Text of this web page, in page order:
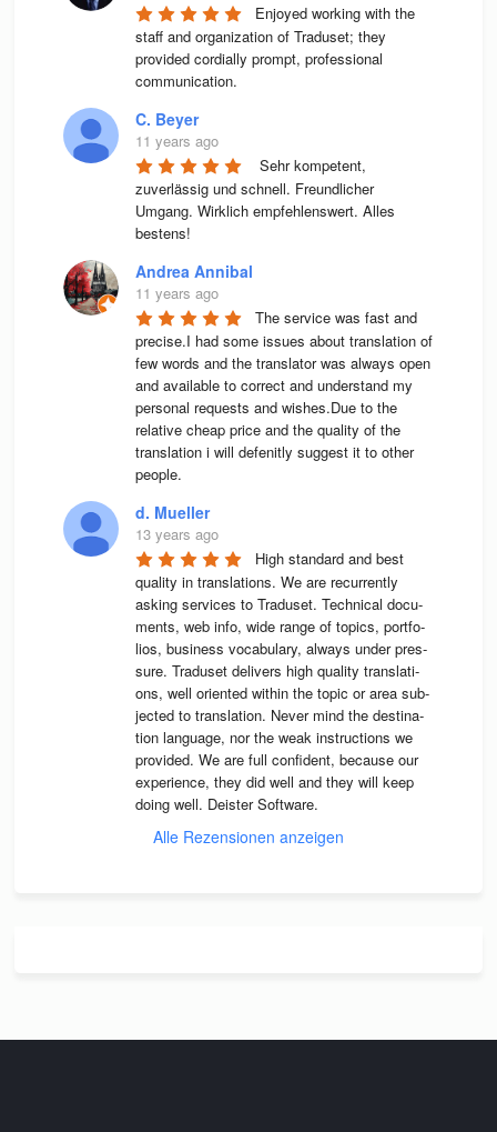
Enjoyed working with the
staff and organization of Traduset; they
provided cordially prompt, professional
communication.
C. Beyer
11 years ago
Sehr kompetent,
zuverlässig und schnell. Freundlicher
Umgang. Wirklich empfehlenswert. Alles
bestens!
Andrea Annibal
11 years ago
The service was fast and
precise.I had some issues about translation of
few words and the translator was always open
and available to correct and understand my
personal requests and wishes.Due to the
relative cheap price and the quality of the
translation i will defenitly suggest it to other
people.
d. Mueller
13 years ago
High stan­dard and best
qua­lity in trans­la­ti­ons. We are recur­rently
asking ser­vices to Tra­du­set. Tech­ni­cal docu­
ments, web info, wide range of topics, port­fo­
lios, busi­ness voca­bu­lary, always under pres­
sure. Tra­du­set deli­vers high qua­lity trans­la­ti­
ons, well ori­en­ted wit­hin the topic or area sub­
jec­ted to trans­la­tion. Never mind the desti­na­
tion lan­guage, nor the weak instruc­tions we
pro­vi­ded. We are full con­fi­dent, because our
expe­ri­ence, they did well and they will keep
doing well. Deis­ter Software.
Alle Rezensionen anzeigen